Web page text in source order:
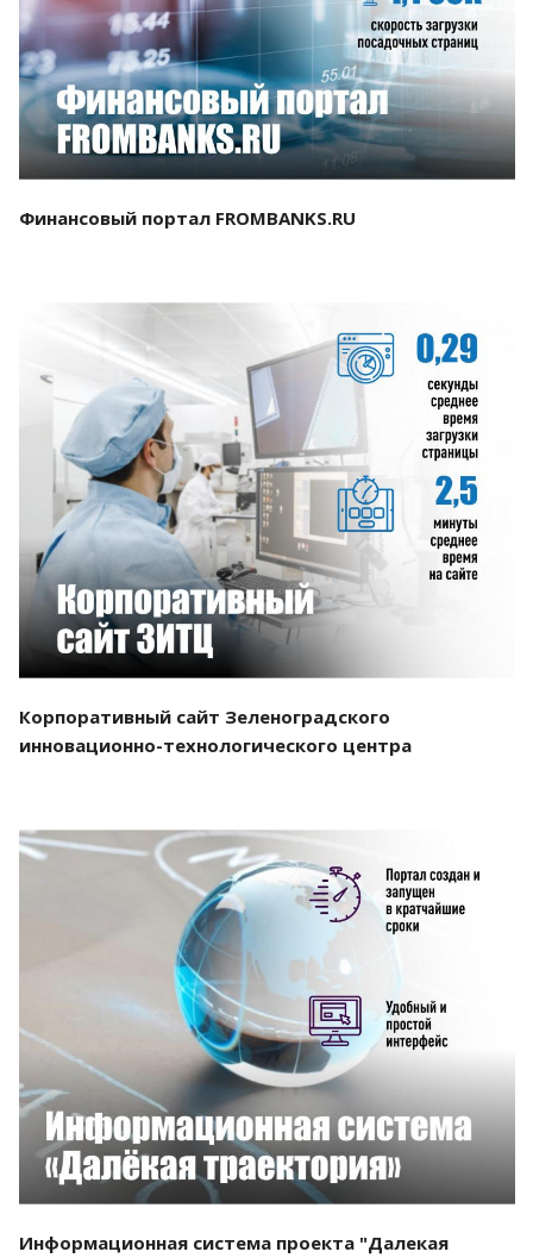
Смотреть проект
Финансовый портал FROMBANKS.RU
Смотреть проект
Корпоративный сайт Зеленоградского
инновационно-технологического центра
Смотреть проект
Информационная система проекта "Далекая